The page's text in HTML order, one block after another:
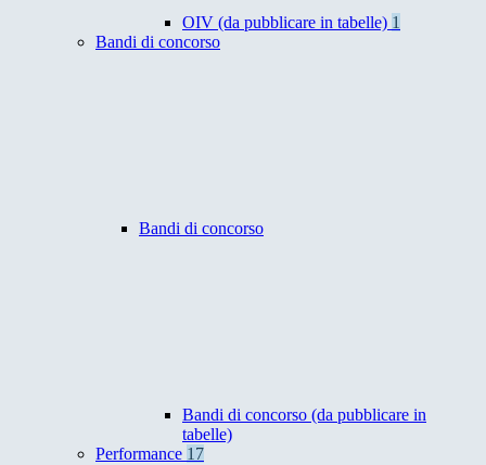
OIV (da pubblicare in tabelle) 1
Bandi di concorso
Bandi di concorso
Bandi di concorso (da pubblicare in
tabelle)
Performance 17